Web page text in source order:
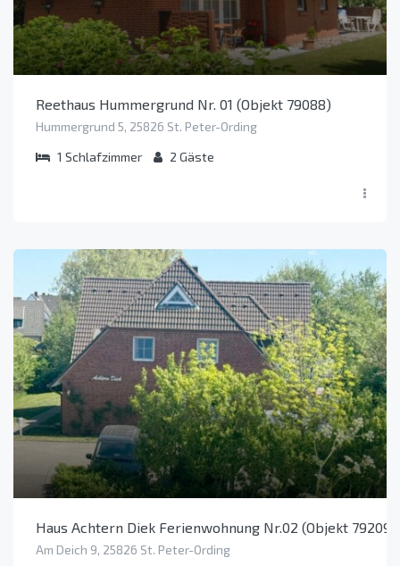
Reethaus Hummergrund Nr. 01 (Objekt 79088)
Hummergrund 5, 25826 St. Peter-Ording
1 Schlafzimmer 2 Gäste
Haus Achtern Diek Ferienwohnung Nr.02 (Objekt 79209)
Am Deich 9, 25826 St. Peter-Ording